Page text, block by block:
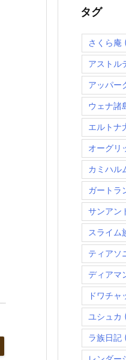
ー
タグ
さくら庵
アストル
アッパー
ウェナ諸
エルトナ
オーグリ
カミハル
ガートラ
サンアン
スライム
ティアソ
ディアマ
ドワチャ
ユシュカ
ラ族日記